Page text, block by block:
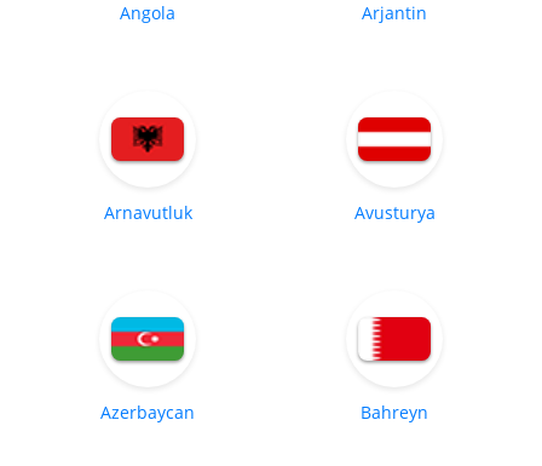
Angola Arjantin
Arnavutluk Avusturya
Azerbaycan Bahreyn